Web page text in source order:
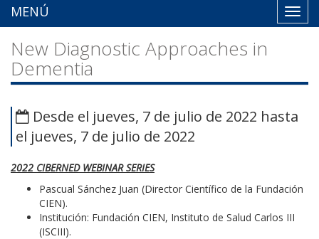
MENÚ
New Diagnostic Approaches in
Dementia
Desde el jueves, 7 de julio de 2022 hasta
el jueves, 7 de julio de 2022
2022 CIBERNED WEBINAR SERIES
Pascual Sánchez Juan (Director Científico de la Fundación
CIEN).
Institución: Fundación CIEN, Instituto de Salud Carlos III
(ISCIII).